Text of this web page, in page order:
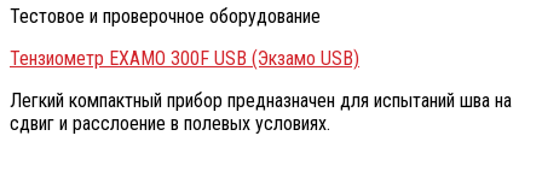
Тестовое и проверочное оборудование
Тензиометр EXAMO 300F USB (Экзамо USB)
Легкий компактный прибор предназначен для испытаний шва на
сдвиг и расслоение в полевых условиях.